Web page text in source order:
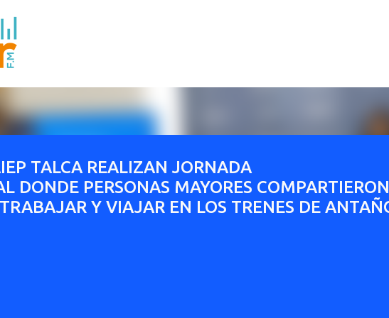
TALCA REALIZAN JORNADA
DONDE PERSONAS MAYORES COMPARTIERON
Y VIAJAR EN LOS TRENES DE